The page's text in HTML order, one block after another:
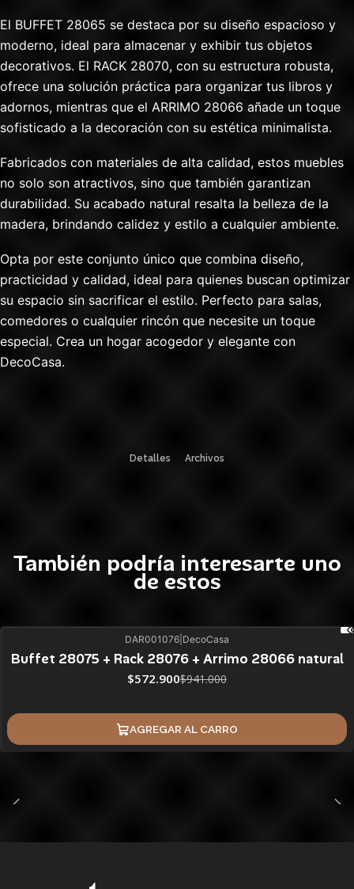
El BUFFET 28065 se destaca por su diseño espacioso y
moderno, ideal para almacenar y exhibir tus objetos
decorativos. El RACK 28070, con su estructura robusta,
ofrece una solución práctica para organizar tus libros y
adornos, mientras que el ARRIMO 28066 añade un toque
sofisticado a la decoración con su estética minimalista.
Fabricados con materiales de alta calidad, estos muebles
no solo son atractivos, sino que también garantizan
durabilidad. Su acabado natural resalta la belleza de la
madera, brindando calidez y estilo a cualquier ambiente.
Opta por este conjunto único que combina diseño,
practicidad y calidad, ideal para quienes buscan optimizar
su espacio sin sacrificar el estilo. Perfecto para salas,
comedores o cualquier rincón que necesite un toque
especial. Crea un hogar acogedor y elegante con
DecoCasa.
Detalles Archivos
También podría interesarte uno
de estos
DAR001076 DecoCasa
Buffet 28075 + Rack 28076 + Arrimo 28066 natural
$572.900$941.000
AGREGAR AL CARRO